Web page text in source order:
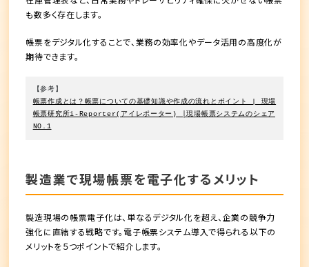
も数多く存在します。
帳票をデジタル化することで、業務の効率化やデータ活用の高度化が
期待できます。
【参考】
帳票作成とは？帳票についての基礎知識や作成の流れとポイント | 現場
帳票研究所i-Reporter(アイレポーター) │現場帳票システムのシェア
NO.1
製造業で現場帳票を電子化するメリット
製造現場の帳票電子化は、単なるデジタル化を超え、企業の競争力
強化に直結する戦略です。電子帳票システム導入で得られる以下の
メリットを５つポイントで紹介します。